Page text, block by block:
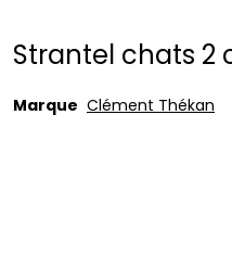
Strantel chats 2
Marque Clément Thékan